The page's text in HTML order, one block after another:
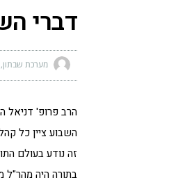
דברי
מערכת שבתון
הרב פרופ' דניאל
השבוע ציין כל
זה נודע בעולם
בתורה היה